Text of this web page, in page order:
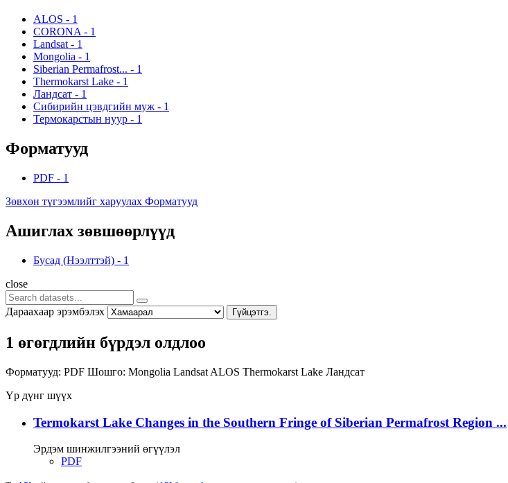
ALOS - 1
CORONA - 1
Landsat - 1
Mongolia - 1
Siberian Permafrost... - 1
Thermokarst Lake - 1
Ландсат - 1
Сибирийн цэвдгийн муж - 1
Термокарстын нуур - 1
Форматууд
PDF - 1
Зөвхөн түгээмлийг харуулах Форматууд
Ашиглах зөвшөөрлүүд
Бусад (Нээлттэй) - 1
close
Дараахаар эрэмбэлэх Гүйцэтгэ.
1 өгөгдлийн бүрдэл олдлоо
Форматууд: PDF Шошго: Mongolia Landsat ALOS Thermokarst Lake Ландсат
Үр дүнг шүүх
Termokarst Lake Changes in the Southern Fringe of Siberian Permafrost Region ...
Эрдэм шинжилгээний өгүүлэл
PDF